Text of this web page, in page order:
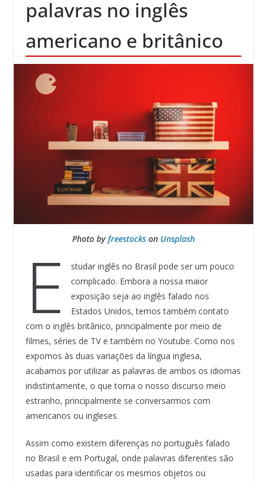
palavras no inglês
americano e britânico
Photo byfreestockson Unsplash
E
studar inglês no Brasil pode ser um pouco
complicado. Embora a nossa maior
exposição seja ao inglês falado nos
Estados Unidos, temos também contato
com o inglês britânico, principalmente por meio de
filmes, séries de TV e também no Youtube. Como nos
expomos às duas variações da língua inglesa,
acabamos por utilizar as palavras de ambos os idiomas
indistintamente, o que torna o nosso discurso meio
estranho, principalmente se conversarmos com
americanos ou ingleses.
Assim como existem diferenças no português falado
no Brasil e em Portugal, onde palavras diferentes são
usadas para identificar os mesmos objetos ou